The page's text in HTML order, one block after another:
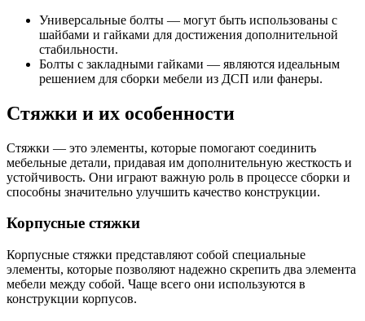
Универсальные болты — могут быть использованы с
шайбами и гайками для достижения дополнительной
стабильности.
Болты с закладными гайками — являются идеальным
решением для сборки мебели из ДСП или фанеры.
Стяжки и их особенности
Стяжки — это элементы, которые помогают соединить
мебельные детали, придавая им дополнительную жесткость и
устойчивость. Они играют важную роль в процессе сборки и
способны значительно улучшить качество конструкции.
Корпусные стяжки
Корпусные стяжки представляют собой специальные
элементы, которые позволяют надежно скрепить два элемента
мебели между собой. Чаще всего они используются в
конструкции корпусов.